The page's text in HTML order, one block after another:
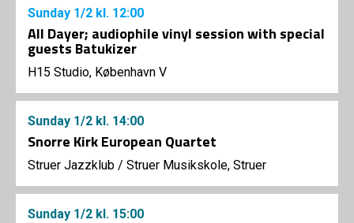
Sunday 1/2 kl. 12:00
All Dayer; audiophile vinyl session with special
guests Batukizer
H15 Studio, København V
Sunday 1/2 kl. 14:00
Snorre Kirk European Quartet
Struer Jazzklub / Struer Musikskole, Struer
Sunday 1/2 kl. 15:00